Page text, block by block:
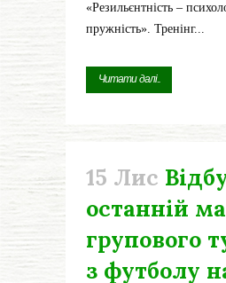
«Резильєнтність –
пружність». Тренінг...
Читати далі...
15 Лис
останній
групового
з футболу